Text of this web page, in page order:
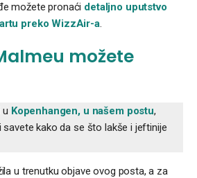
možete pronaći detaljno uputstvo
preko WizzAir-a.
možete
u Kopenhangen, u našem postu,
savete kako da se što lakše i jeftinije
u trenutku objave ovog posta, a za